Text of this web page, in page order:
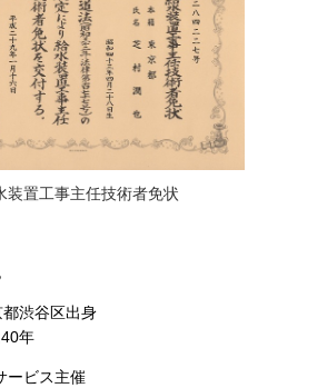
装置工事主任技術者免状
渋谷区出身
年
ービス主催